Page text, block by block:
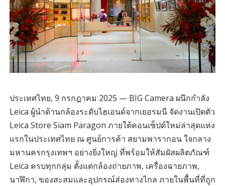
ประเทศไทย, 9 กรกฎาคม 2025 — BIG Camera ผนึกกำลัง
Leica ผู้นำด้านกล้องระดับไฮเอนด์จากเยอรมนี จัดงานเปิดตัว
Leica Store Siam Paragon ภายใต้คอนเซ็ปต์ใหม่ล่าสุดแห่ง
แรกในประเทศไทย ณ ศูนย์การค้า สยามพารากอน ใจกลาง
มหานครกรุงเทพฯ อย่างยิ่งใหญ่ ที่พร้อมให้สัมผัสผลิตภัณฑ์
Leica ครบทุกกลุ่ม ตั้งแต่กล้องถ่ายภาพ, เครื่องฉายภาพ,
นาฬิกา, ของสะสมและอุปกรณ์ส่องทางไกล ภายในพื้นที่ที่ถูก